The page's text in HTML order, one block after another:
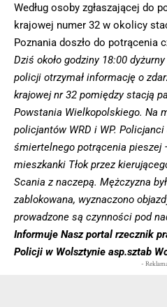
Według osoby zgłaszającej do
krajowej numer 32 w okolicy
Poznania doszło do potrącenia
Dziś około godziny 18:00
policji otrzymał informację o
krajowej nr 32 pomiędzy stacją
Powstania Wielkopolskiego. Na
policjantów WRD i WP.
śmiertelnego potrącenia pieszej
mieszkanki Tłok przez
Scania z naczepą. Mężczyzna
zablokowana, wyznaczono
prowadzone są czynności pod
Informuje Nasz portal rzecznik
Policji w Wolsztynie asp.sztab
-